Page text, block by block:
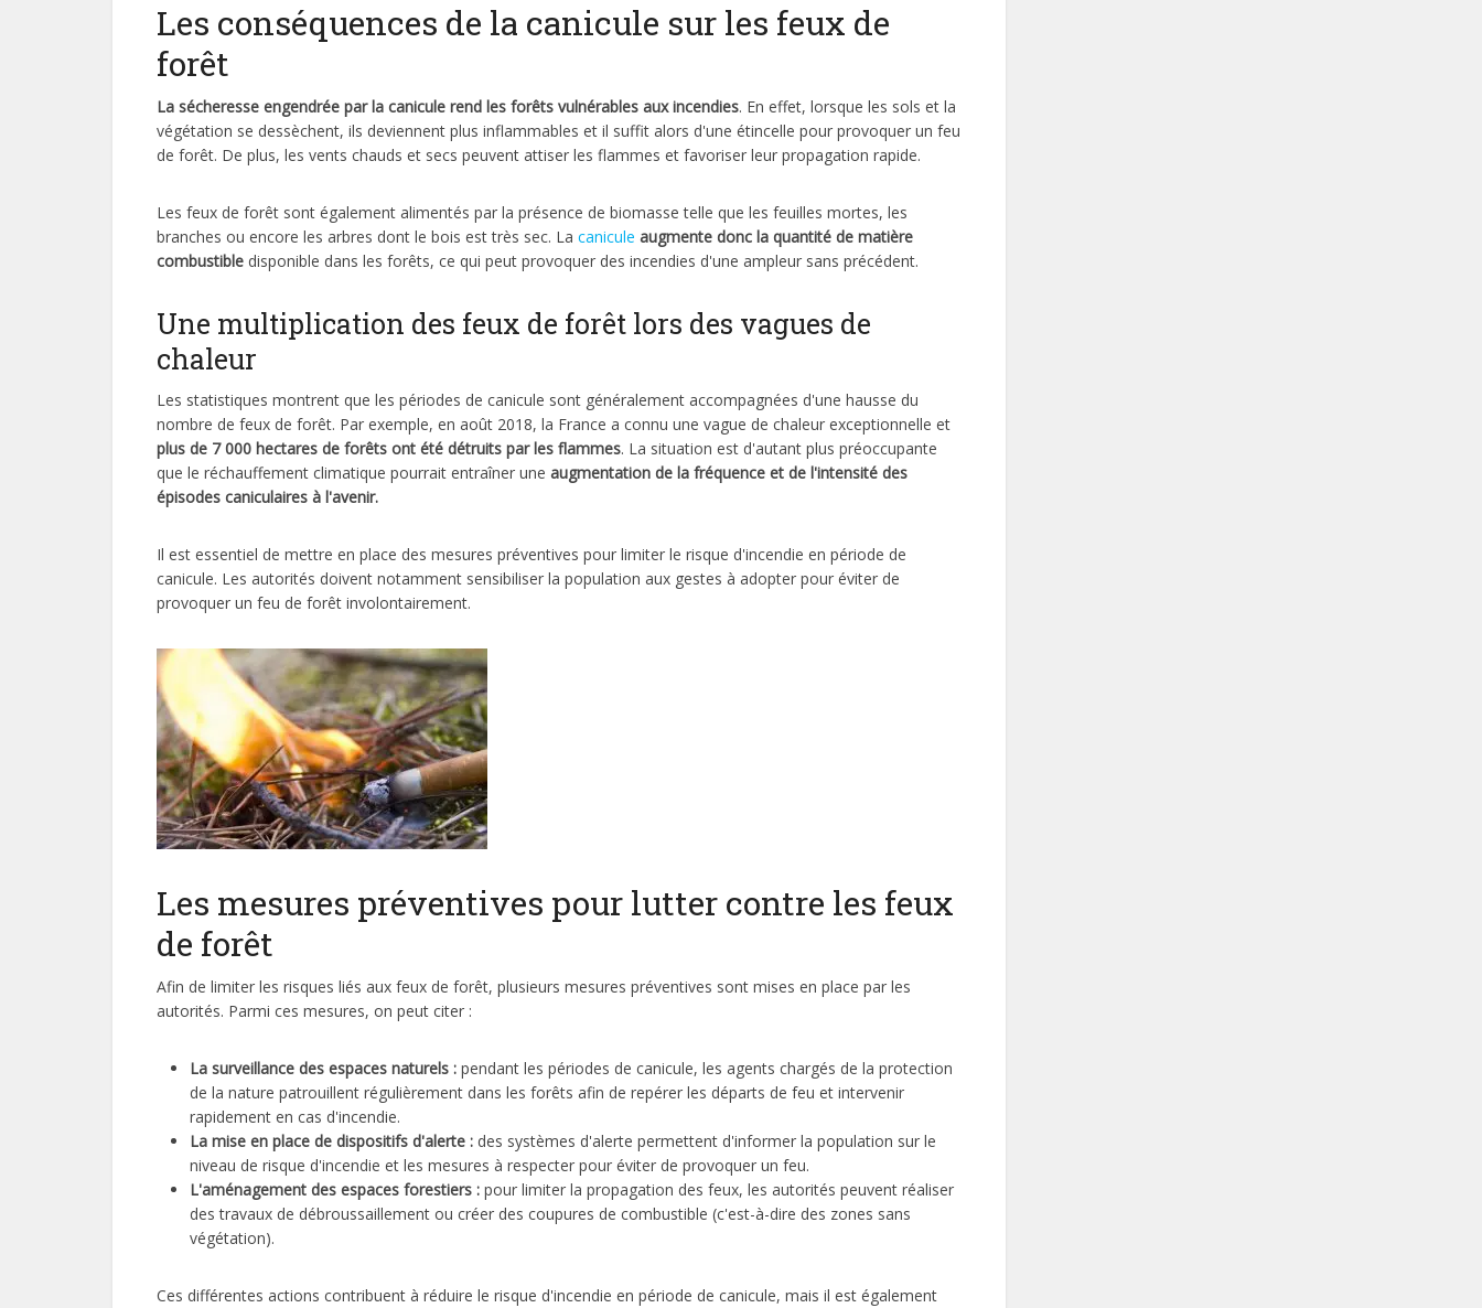
Les conséquences de la canicule sur les feux de
forêt
La sécheresse engendrée par la canicule rend les forêts vulnérables aux incendies. En effet, lorsque les sols et la
végétation se dessèchent, ils deviennent plus inflammables et il suffit alors d'une étincelle pour provoquer un feu
de forêt. De plus, les vents chauds et secs peuvent attiser les flammes et favoriser leur propagation rapide.
Les feux de forêt sont également alimentés par la présence de biomasse telle que les feuilles mortes, les
branches ou encore les arbres dont le bois est très sec. La canicule augmente donc la quantité de matière
combustible disponible dans les forêts, ce qui peut provoquer des incendies d'une ampleur sans précédent.
Une multiplication des feux de forêt lors des vagues de
chaleur
Les statistiques montrent que les périodes de canicule sont généralement accompagnées d'une hausse du
nombre de feux de forêt. Par exemple, en août 2018, la France a connu une vague de chaleur exceptionnelle et
plus de 7 000 hectares de forêts ont été détruits par les flammes. La situation est d'autant plus préoccupante
que le réchauffement climatique pourrait entraîner une augmentation de la fréquence et de l'intensité des
épisodes caniculaires à l'avenir.
Il est essentiel de mettre en place des mesures préventives pour limiter le risque d'incendie en période de
canicule. Les autorités doivent notamment sensibiliser la population aux gestes à adopter pour éviter de
provoquer un feu de forêt involontairement.
Les mesures préventives pour lutter contre les feux
de forêt
Afin de limiter les risques liés aux feux de forêt, plusieurs mesures préventives sont mises en place par les
autorités. Parmi ces mesures, on peut citer :
La surveillance des espaces naturels : pendant les périodes de canicule, les agents chargés de la protection
de la nature patrouillent régulièrement dans les forêts afin de repérer les départs de feu et intervenir
rapidement en cas d'incendie.
La mise en place de dispositifs d'alerte : des systèmes d'alerte permettent d'informer la population sur le
niveau de risque d'incendie et les mesures à respecter pour éviter de provoquer un feu.
L'aménagement des espaces forestiers : pour limiter la propagation des feux, les autorités peuvent réaliser
des travaux de débroussaillement ou créer des coupures de combustible (c'est-à-dire des zones sans
végétation).
Ces différentes actions contribuent à réduire le risque d'incendie en période de canicule, mais il est également